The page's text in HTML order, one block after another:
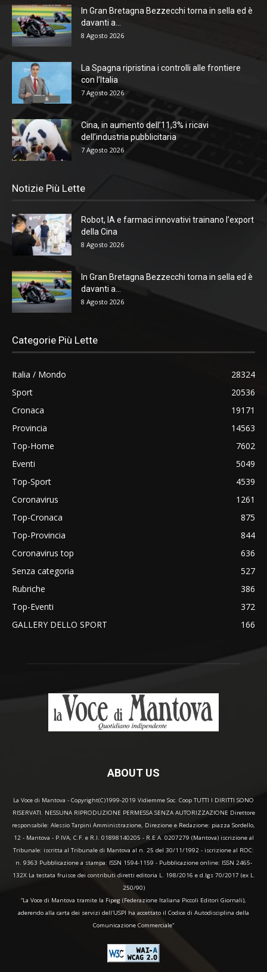
In Gran Bretagna Bezzecchi torna in sella ed è
davanti a...
8 Agosto 2026
La Spagna ripristina i controlli alle frontiere
con l’Italia
7 Agosto 2026
Cina, in aumento dell’11,3% i ricavi
dell’industria pubblicitaria
7 Agosto 2026
Notizie Più Lette
Robot, IA e farmaci innovativi trainano l’export
della Cina
8 Agosto 2026
In Gran Bretagna Bezzecchi torna in sella ed è
davanti a...
8 Agosto 2026
Categorie Più Lette
Italia / Mondo
28324
Sport
20536
Cronaca
19171
Provincia
14563
Top-Home
7602
Eventi
5049
Top-Sport
4539
Coronavirus
1261
Top-Cronaca
875
Top-Provincia
844
Coronavirus top
636
Senza categoria
527
Rubriche
386
Top-Eventi
372
GALLERY DELLO SPORT
166
ABOUT US
La Voce di Mantova - Copyright(C)1999-2019 Vidiemme Soc. Coop TUTTI I DIRITTI SONO
RISERVATI. NESSUNA RIPRODUZIONE PERMESSA SENZA AUTORIZZAZIONE Direttore
responsabile: Alessio Tarpini Amministrazione, Direzione e Redazione: piazza Sordello,
12 - Mantova - P.IVA, C.F. e R.I. 01898140205 - R.E.A. 0207279 (Mantova) iscrizione al
Tribunale: iscritta al Tribunale di Mantova al n. 25 del 30/11/1992 - iscrizione al ROC:
n. 9363 Pubblicazione a stampa: ISSN 1594-1159 - Pubblicazione online: ISSN 2465-
132X La testata fruisce dei contributi diretti editoria L. 198/2016 e d.lgs 70/2017 (ex L.
250/90)
“La Voce di Mantova tramite la Fipeg (Federazione Italiana Piccoli Editori Giornali),
aderendo alla carta dei servizi dell'USPI ha accettato il Codice di Autodisciplina della
Comunicazione Commerciale"